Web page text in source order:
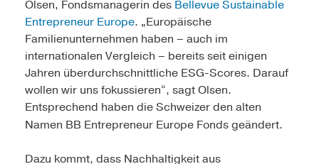
Olsen, Fondsmanagerin des Bellevue Sustainable
Entrepreneur Europe. „Europäische
Familienunternehmen haben – auch im
internationalen Vergleich – bereits seit einigen
Jahren überdurchschnittliche ESG-Scores. Darauf
wollen wir uns fokussieren“, sagt Olsen.
Entsprechend haben die Schweizer den alten
Namen BB Entrepreneur Europe Fonds geändert.
Dazu kommt, dass Nachhaltigkeit aus